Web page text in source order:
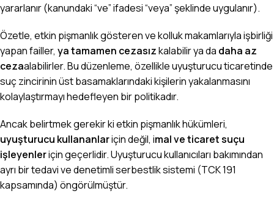
yararlanır (kanundaki “ve” ifadesi “veya” şeklinde uygulanır).
Özetle, etkin pişmanlık gösteren ve kolluk makamlarıyla işbirliği
yapan failler, ya tamamen cezasızkalabilir ya da daha az
cezaalabilirler. Bu düzenleme, özellikle uyuşturucu ticaretinde
suç zincirinin üst basamaklarındaki kişilerin yakalanmasını
kolaylaştırmayı hedefleyen bir politikadır.
Ancak belirtmek gerekir ki etkin pişmanlık hükümleri,
uyuşturucu kullananlariçin değil, imal ve ticaret suçu
işleyenleriçin geçerlidir. Uyuşturucu kullanıcıları bakımından
ayrı bir tedavi vedenetimli serbestliksistemi (TCK 191
kapsamında) öngörülmüştür.